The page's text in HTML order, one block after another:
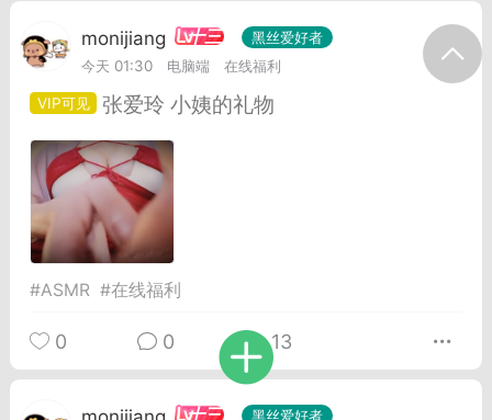
每日打卡
04-08 13:11
电脑端
告】不会解压&&网站帮助看这里&&
程&&VIP介绍
：由于采用了特殊的压缩方式，所以盗
压软件是无法解压本站压缩包的。 推荐
monijiang 十三
黑丝爱好者
今天 01:30
电脑端 在线福利
张爱玲 小姨的礼物
#ASMR #在线福利
0 0 13
十三 黑丝爱好者